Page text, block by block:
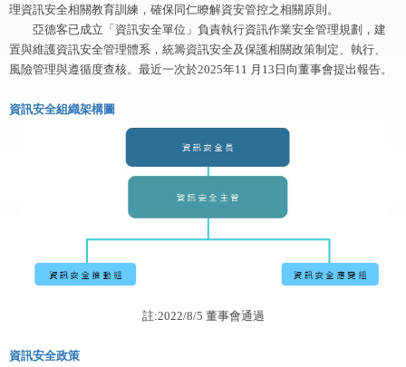
理資訊安全相關教育訓練，確保同仁瞭解資安管控之相關原則。
亞德客已成立「資訊安全單位」負責執行資訊作業安全管理規劃，建
置與維護資訊安全管理體系，統籌資訊安全及保護相關政策制定、執行、
風險管理與遵循度查核。最近一次於2025年11 月13日向董事會提出報告。
資訊安全組織架構圖
註:2022/8/5 董事會通過
資訊安全政策